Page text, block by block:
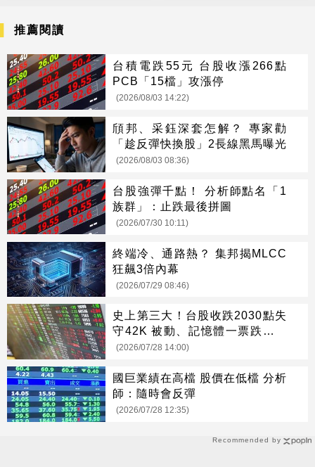
Recommended by
推薦閱讀
台積電跌55元 台股收漲266點
PCB「15檔」攻漲停
(2026/08/03 14:22)
頎邦、采鈺深套怎解？ 專家勸
「趁反彈快換股」2長線黑馬曝光
(2026/08/03 08:36)
台股強彈千點！ 分析師點名「1
族群」：止跌最後拼圖
(2026/07/30 10:11)
終端冷、通路熱？ 集邦揭MLCC
狂飆3倍內幕
(2026/07/29 08:46)
史上第三大！台股收跌2030點失
守42K 被動、記憶體一票跌停亮
燈
(2026/07/28 14:00)
國巨業績在高檔 股價在低檔 分析
師：隨時會反彈
(2026/07/28 12:35)